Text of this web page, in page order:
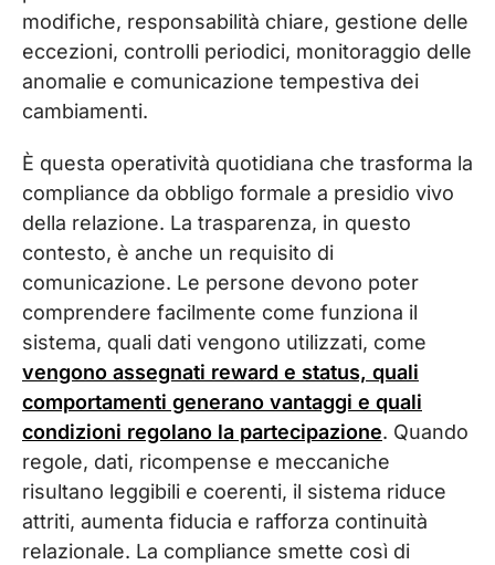
modifiche, responsabilità chiare, gestione delle
eccezioni, controlli periodici, monitoraggio delle
anomalie e comunicazione tempestiva dei
cambiamenti.
È questa operatività quotidiana che trasforma la
compliance da obbligo formale a presidio vivo
della relazione. La trasparenza, in questo
contesto, è anche un requisito di
comunicazione. Le persone devono poter
comprendere facilmente come funziona il
sistema, quali dati vengono utilizzati, come
vengono assegnati reward e status, quali
comportamenti generano vantaggi e quali
condizioni regolano la partecipazione. Quando
regole, dati, ricompense e meccaniche
risultano leggibili e coerenti, il sistema riduce
attriti, aumenta fiducia e rafforza continuità
relazionale. La compliance smette così di